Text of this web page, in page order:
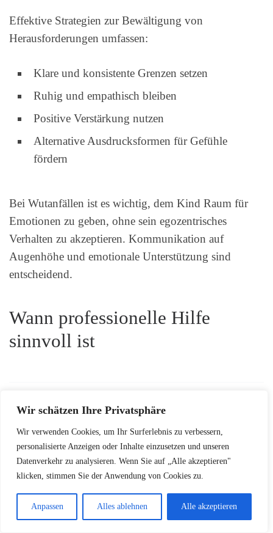
Wir schätzen Ihre Privatsphäre
Wir verwenden Cookies, um Ihr Surferlebnis zu verbessern,
personalisierte Anzeigen oder Inhalte einzusetzen und unseren
Datenverkehr zu analysieren. Wenn Sie auf „Alle akzeptieren"
klicken, stimmen Sie der Anwendung von Cookies zu.
Anpassen Alles ablehnen Alle akzeptieren
Effektive Strategien zur Bewältigung von
Herausforderungen umfassen:
Klare und konsistente Grenzen setzen
Ruhig und empathisch bleiben
Positive Verstärkung nutzen
Alternative Ausdrucksformen für Gefühle
fördern
Bei Wutanfällen ist es wichtig, dem Kind Raum für
Emotionen zu geben, ohne sein egozentrisches
Verhalten zu akzeptieren. Kommunikation auf
Augenhöhe und emotionale Unterstützung sind
entscheidend.
Wann professionelle Hilfe
sinnvoll ist
Kinder mit anhaltend aggressivem Verhalten
sollten frühzeitig Unterstützung erhalten.